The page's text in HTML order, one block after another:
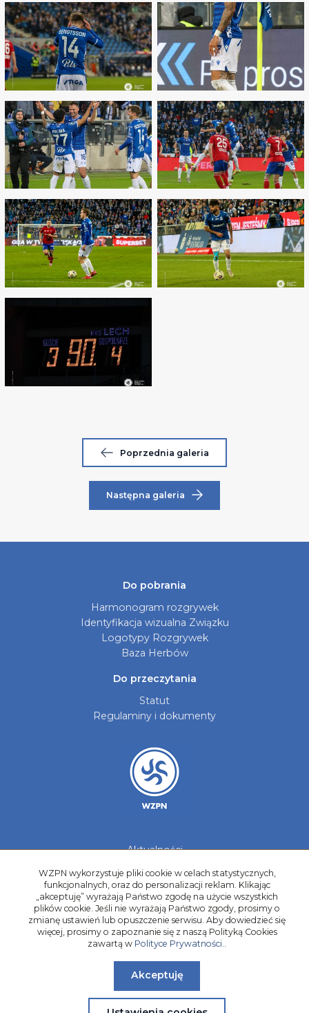
Poprzednia galeria
Następna galeria
Do pobrania
Harmonogram rozgrywek
Identyfikacja wizualna Związku
Logotypy Rozgrywek
Baza Herbów
Do przeczytania
Statut
Regulaminy i dokumenty
Aktualności
Kontakt
Kadry Regionów
Program Grantowy
Dziewczyny do Piłki
WZPN wykorzystuje pliki cookie w celach statystycznych,
funkcjonalnych, oraz do personalizacji reklam. Klikając
„akceptuję” wyrażają Państwo zgodę na użycie wszystkich
plików cookie. Jeśli nie wyrażają Państwo zgody, prosimy o
zmianę ustawień lub opuszczenie serwisu. Aby dowiedzieć się
więcej, prosimy o zapoznanie się z naszą Polityką Cookies
zawartą w Polityce Prywatności..
Akceptuję